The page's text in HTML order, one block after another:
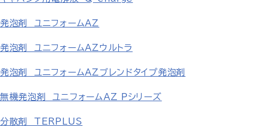
発泡剤 ユニフォームAZ
発泡剤 ユニフォームAZウルトラ
発泡剤 ユニフォームAZブレンドタイプ発泡剤
無機発泡剤 ユニフォームAZ Pシリーズ
分散剤 TERPLUS